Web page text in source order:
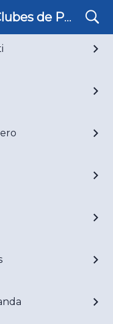
Liga UNIELÉCTRICA de Clubes de Pádel de Córdoba search
25/26